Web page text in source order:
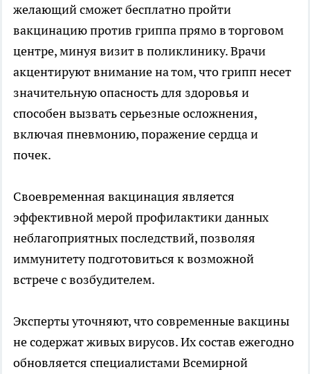
желающий сможет бесплатно пройти
вакцинацию против гриппа прямо в торговом
центре, минуя визит в поликлинику. Врачи
акцентируют внимание на том, что грипп несет
значительную опасность для здоровья и
способен вызвать серьезные осложнения,
включая пневмонию, поражение сердца и
почек.
Своевременная вакцинация является
эффективной мерой профилактики данных
неблагоприятных последствий, позволяя
иммунитету подготовиться к возможной
встрече с возбудителем.
Эксперты уточняют, что современные вакцины
не содержат живых вирусов. Их состав ежегодно
обновляется специалистами Всемирной